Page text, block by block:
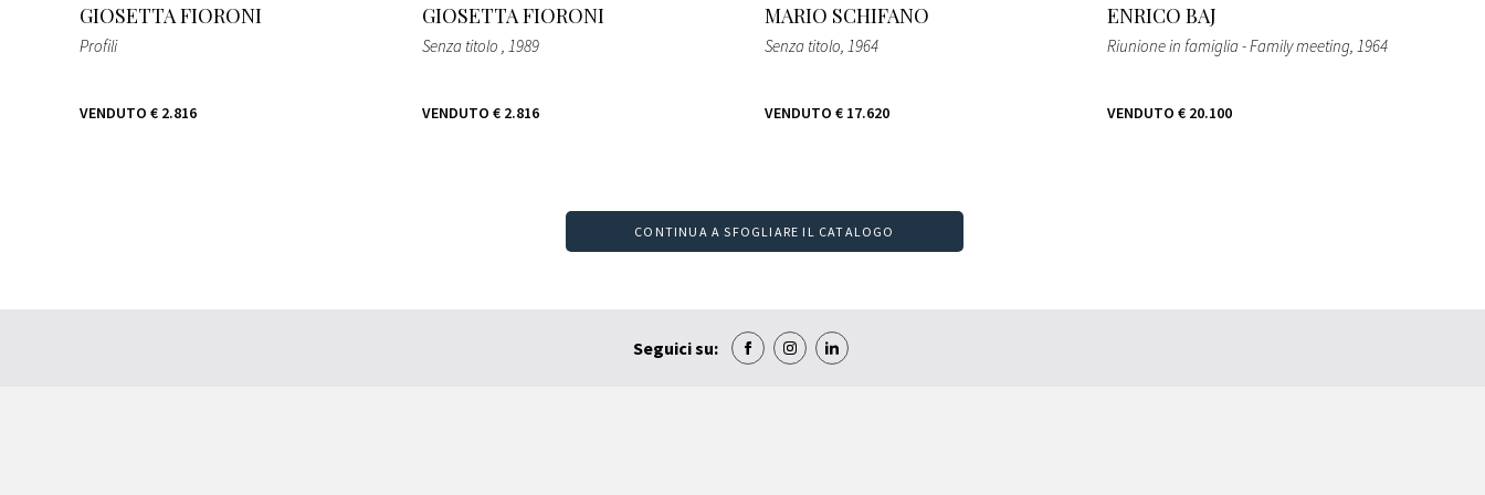
GIOSETTA FIORONI
Profili
VENDUTO € 2.816
GIOSETTA FIORONI
Senza titolo , 1989
VENDUTO € 2.816
MARIO SCHIFANO
Senza titolo, 1964
VENDUTO € 17.620
ENRICO BAJ
Riunione in famiglia - Family meeting, 1964
VENDUTO € 20.100
CONTINUA A SFOGLIARE IL CATALOGO
Seguici su: